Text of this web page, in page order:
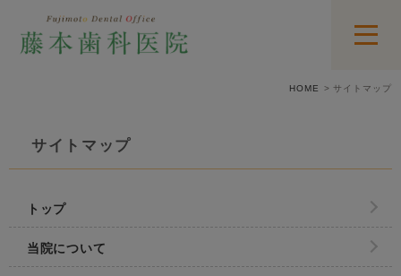
HOME サイトマップ
サイトマップ
トップ
当院について